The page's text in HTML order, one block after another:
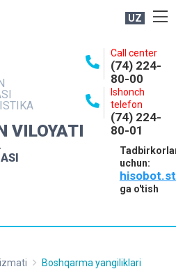
UZ
VILOYATI
Call center
(74) 224-
80-00
Ishonch
telefon
(74) 224-
80-01
uchun:
ga o'tish
XIZMATLAR
XIZMATI
Boshqarma yangiliklari